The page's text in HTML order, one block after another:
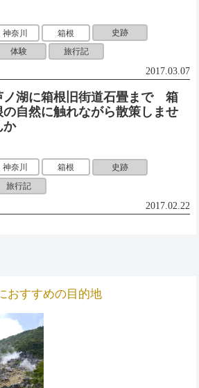
神奈川 箱根
史跡
体験
旅行記
2017.03.07
ノ湖に箱根旧街道石畳まで 箱
の自然に触れながら散策しませ
か
神奈川 箱根
史跡
旅行記
2017.02.22
おすすめの目的地